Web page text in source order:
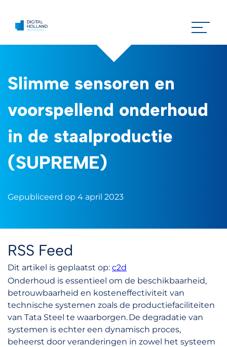
Slimme sensoren en
voorspellend onderhoud
in de staalproductie
(SUPREME)
Gepubliceerd op 4 april 2023
RSS Feed
Dit artikel is geplaatst op: c2d
Onderhoud is essentieel om de beschikbaarheid,
betrouwbaarheid en kosteneffectiviteit van
technische systemen zoals de productiefaciliteiten
van Tata Steel te waarborgen. De degradatie van
systemen is echter een dynamisch proces,
beheerst door veranderingen in zowel het systeem